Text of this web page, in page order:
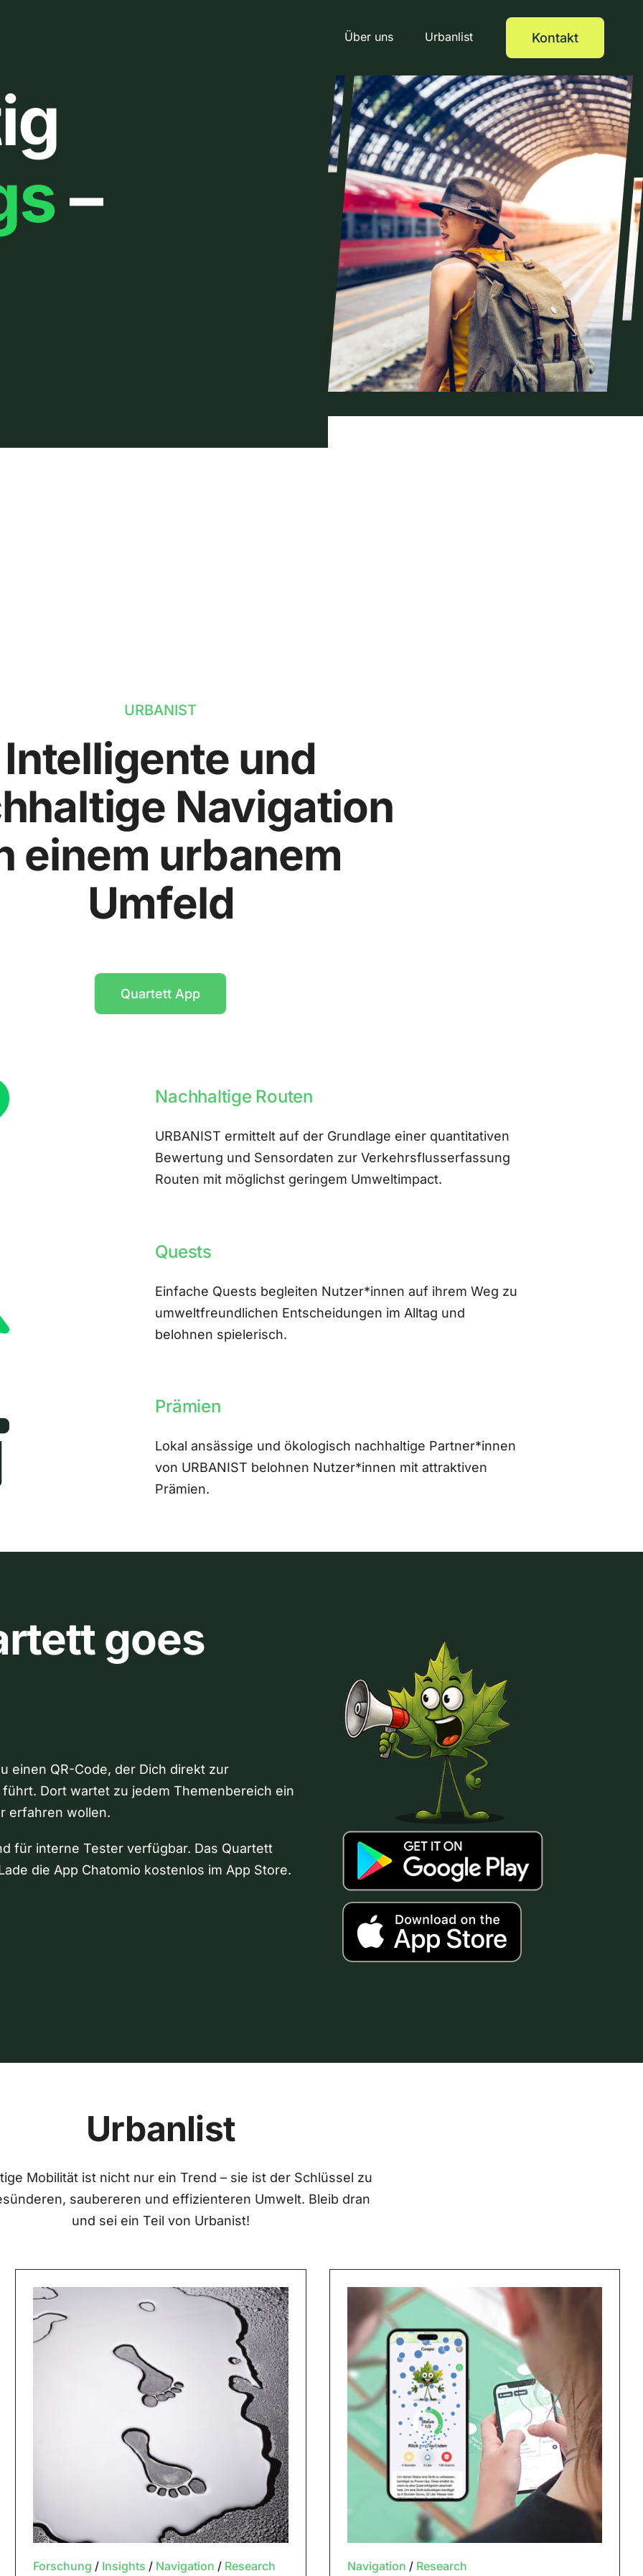
Über uns Urbanlist Kontakt
–
URBANIST
Intelligente und
Navigation
einem urbanem
Umfeld
Quartett App
Nachhaltige Routen
URBANIST ermittelt auf der Grundlage einer quantitativen
Bewertung und Sensordaten zur Verkehrsflusserfassung
Routen mit möglichst geringem Umweltimpact.
Quests
Einfache Quests begleiten Nutzer*innen auf ihrem Weg zu
umweltfreundlichen Entscheidungen im Alltag und
belohnen spielerisch.
Prämien
Lokal ansässige und ökologisch nachhaltige Partner*innen
von URBANIST belohnen Nutzer*innen mit attraktiven
Prämien.
goes
einen QR-Code, der Dich direkt zur
Dort wartet zu jedem Themenbereich ein
erfahren wollen.
für interne Tester verfügbar. Das Quartett
die App Chatomio kostenlos im App Store.
Urbanlist
Mobilität ist nicht nur ein Trend – sie ist der Schlüssel zu
saubereren und effizienteren Umwelt. Bleib dran
und sei ein Teil von Urbanist!
Forschung / Insights / Navigation / Research Navigation / Research